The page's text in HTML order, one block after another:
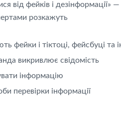
від фейків і
розкажуть
фейки і тіктоці, фейсбуці та
викривлює свідомість
інформацію
перевірки інформації